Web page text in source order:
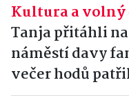
Kultura a volný
Tanja přitáhli
náměstí davy
večer hodů